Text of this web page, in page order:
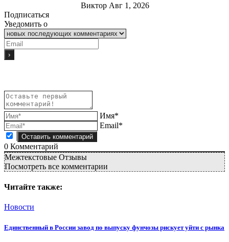
Виктор Авг 1, 2026
Подписаться
Уведомить о
Имя*
Email*
0 Комментарий
Межтекстовые Отзывы
Посмотреть все комментарии
Читайте также:
Новости
Единственный в России завод по выпуску фунчозы рискует уйти с рынка